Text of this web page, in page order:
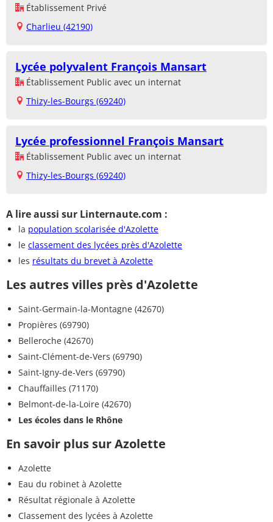
Établissement Privé
Charlieu (42190)
Lycée polyvalent François Mansart
Établissement Public avec un internat
Thizy-les-Bourgs (69240)
Lycée professionnel François Mansart
Établissement Public avec un internat
Thizy-les-Bourgs (69240)
A lire aussi sur Linternaute.com :
la population scolarisée d'Azolette
le classement des lycées près d'Azolette
les résultats du brevet à Azolette
Les autres villes près d'Azolette
Saint-Germain-la-Montagne (42670)
Propières (69790)
Belleroche (42670)
Saint-Clément-de-Vers (69790)
Saint-Igny-de-Vers (69790)
Chauffailles (71170)
Belmont-de-la-Loire (42670)
Les écoles dans le Rhône
En savoir plus sur Azolette
Azolette
Eau du robinet à Azolette
Résultat régionale à Azolette
Classement des lycées à Azolette